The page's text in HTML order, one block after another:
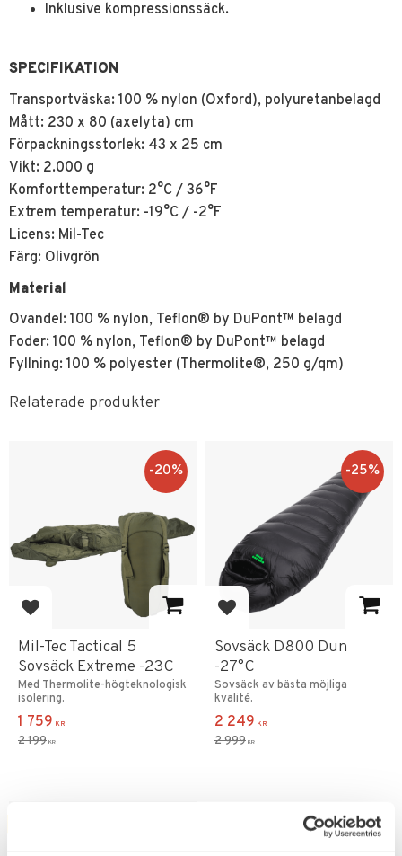
Inklusive kompressionssäck.
SPECIFIKATION
Transportväska: 100 % nylon (Oxford), polyuretanbelagd
Mått: 230 x 80 (axelyta) cm
Förpackningsstorlek: 43 x 25 cm
Vikt: 2.000 g
Komforttemperatur: 2°C / 36°F
Extrem temperatur: -19°C / -2°F
Licens: Mil-Tec
Färg: Olivgrön
Material
Ovandel: 100 % nylon, Teflon® by DuPont™ belagd
Foder: 100 % nylon, Teflon® by DuPont™ belagd
Fyllning: 100 % polyester (Thermolite®, 250 g/qm)
Relaterade produkter
Lägg till i favoriter
Mil-Tec Tactical 5
Sovsäck Extreme -23C
Med Thermolite-högteknologisk
isolering.
1 759 KR
2 199 KR
20%
Lägg till i favoriter
Sovsäck D800 Dun
-27°C
Sovsäck av bästa möjliga
kvalité.
2 249 KR
2 999 KR
25%